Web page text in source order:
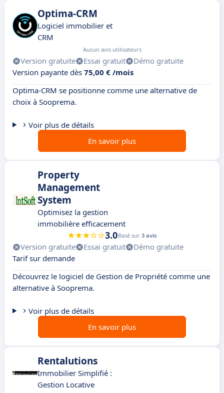
Optima-CRM
Logiciel immobilier et
CRM
Aucun avis utilisateurs
Version gratuite Essai gratuit
Démo gratuite
Version payante dès 75,00 € /mois
Optima-CRM se positionne comme une alternative de
choix à Sooprema.
Voir plus de détails
En savoir plus
Property
Management
System
Optimisez la gestion
immobilière efficacement
3.0Basé sur 3 avis
Version gratuite Essai gratuit
Démo gratuite
Tarif sur demande
Découvrez le logiciel de Gestion de Propriété comme une
alternative à Sooprema.
Voir plus de détails
En savoir plus
Rentalutions
Immobilier Simplifié :
Gestion Locative